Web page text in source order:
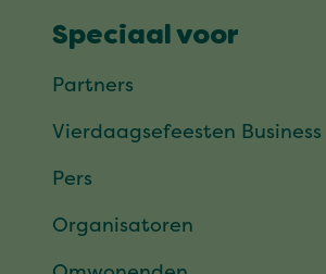
Speciaal voor
Partners
Vierdaagsefeesten Business
Pers
Organisatoren